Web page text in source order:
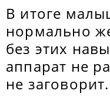
В итоге
нормально
без этих
аппарат не
не заговорит.